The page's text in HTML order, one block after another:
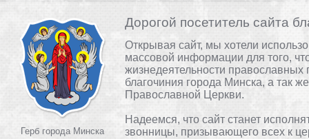
Герб города Минска
Дорогой посетитель сайта
Открывая сайт, мы хотели
массовой информации для того,
жизнедеятельности православных
благочиния города Минска, а так
Православной Церкви.
Надеемся, что сайт станет
звонницы, призывающего всех к